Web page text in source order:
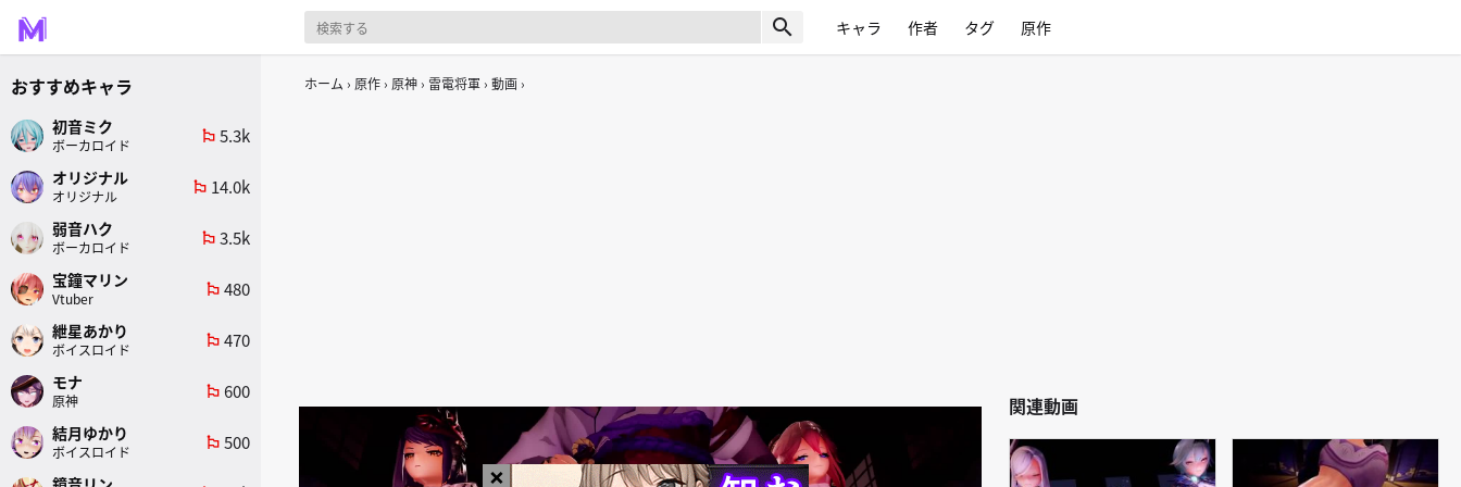
search キャラ 作者 タグ 原作
ホーム 原作 原神 雷電将軍 動画
×
関連動画
おすすめキャラ
初音ミク
ボーカロイド
emoji_flags 5.3k
オリジナル
オリジナル
emoji_flags 14.0k
弱音ハク
ボーカロイド
emoji_flags 3.5k
宝鐘マリン
Vtuber
emoji_flags 480
紲星あかり
ボイスロイド
emoji_flags 470
モナ
原神
emoji_flags 600
結月ゆかり
ボイスロイド
emoji_flags 500